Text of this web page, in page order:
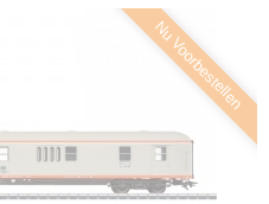
Nu Voorbestellen